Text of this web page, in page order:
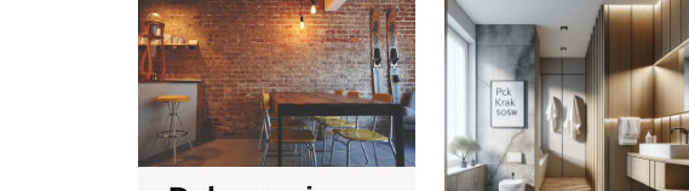
zbiornik
na
deszczówkę
400
l
—
stylowy